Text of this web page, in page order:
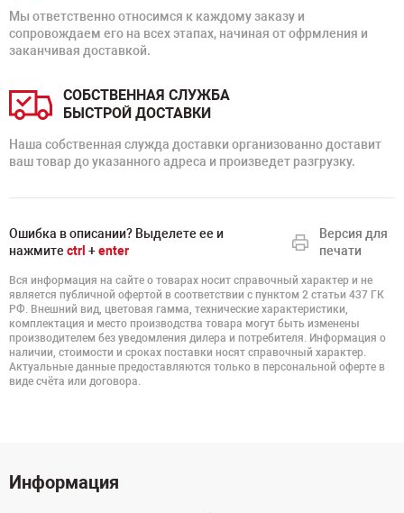
Мы ответственно относимся к каждому заказу и
сопровождаем его на всех этапах, начиная от офрмления и
заканчивая доставкой.
СОБСТВЕННАЯ СЛУЖБА
БЫСТРОЙ ДОСТАВКИ
Наша собственная служда доставки организованно доставит
ваш товар до указанного адреса и произведет разгрузку.
Ошибка в описании? Выделете ее и
нажмите ctrl +enter
Версия для
печати
Вся информация на сайте о товарах носит справочный характер и не
является публичной офертой в соответствии с пунктом 2 статьи 437 ГК
РФ. Внешний вид, цветовая гамма, технические характеристики,
комплектация и место производства товара могут быть изменены
производителем без уведомления дилера и потребителя. Информация о
наличии, стоимости и сроках поставки носят справочный характер.
Актуальные данные предоставляются только в персональной оферте в
виде счёта или договора.
Информация